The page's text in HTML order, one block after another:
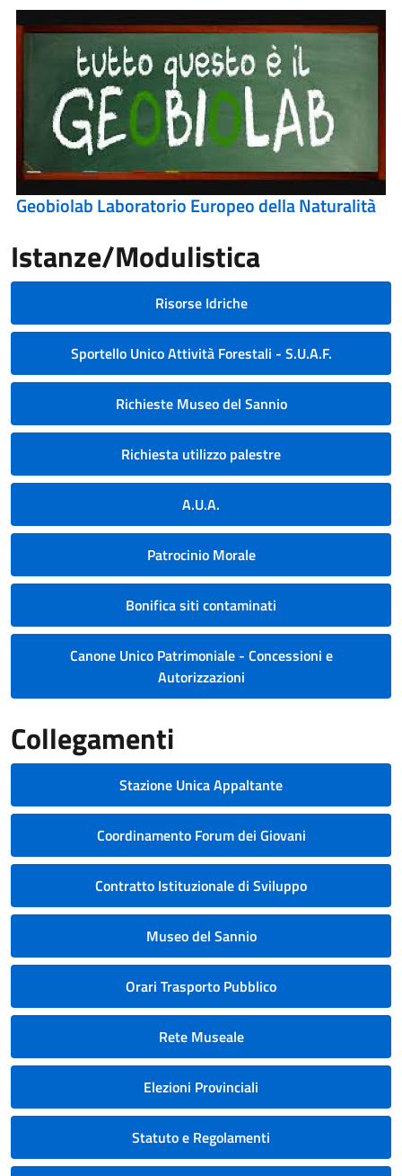
Geobiolab Laboratorio Europeo della Naturalità
Istanze/Modulistica
Risorse Idriche
Sportello Unico Attività Forestali - S.U.A.F.
Richieste Museo del Sannio
Richiesta utilizzo palestre
A.U.A.
Patrocinio Morale
Bonifica siti contaminati
Canone Unico Patrimoniale - Concessioni e
Autorizzazioni
Collegamenti
Stazione Unica Appaltante
Coordinamento Forum dei Giovani
Contratto Istituzionale di Sviluppo
Museo del Sannio
Orari Trasporto Pubblico
Rete Museale
Elezioni Provinciali
Statuto e Regolamenti